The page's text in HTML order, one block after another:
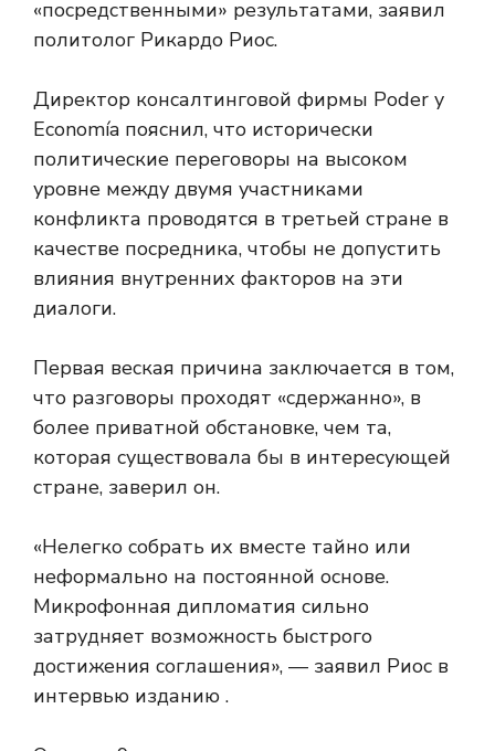
«посредственными» результатами, заявил
политолог Рикардо Риос.
Директор консалтинговой фирмы Poder y
Economía пояснил, что исторически
политические переговоры на высоком
уровне между двумя участниками
конфликта проводятся в третьей стране в
качестве посредника, чтобы не допустить
влияния внутренних факторов на эти
диалоги.
Первая веская причина заключается в том,
что разговоры проходят «сдержанно», в
более приватной обстановке, чем та,
которая существовала бы в интересующей
стране, заверил он.
«Нелегко собрать их вместе тайно или
неформально на постоянной основе.
Микрофонная дипломатия сильно
затрудняет возможность быстрого
достижения соглашения», — заявил Риос в
интервью изданию .